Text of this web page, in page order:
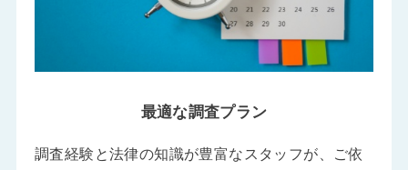
最適な調査プラン
調査経験と法律の知識が豊富なスタッフが、ご依